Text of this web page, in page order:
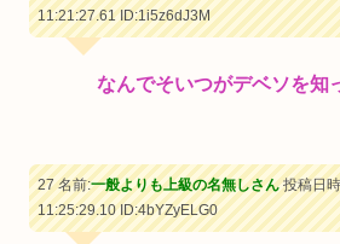
11:21:27.61ID:1i5z6dJ3M
なんでそいつがデベソを知
27 名前:一般よりも上級の名無しさん投稿日
11:25:29.10ID:4bYZyELG0